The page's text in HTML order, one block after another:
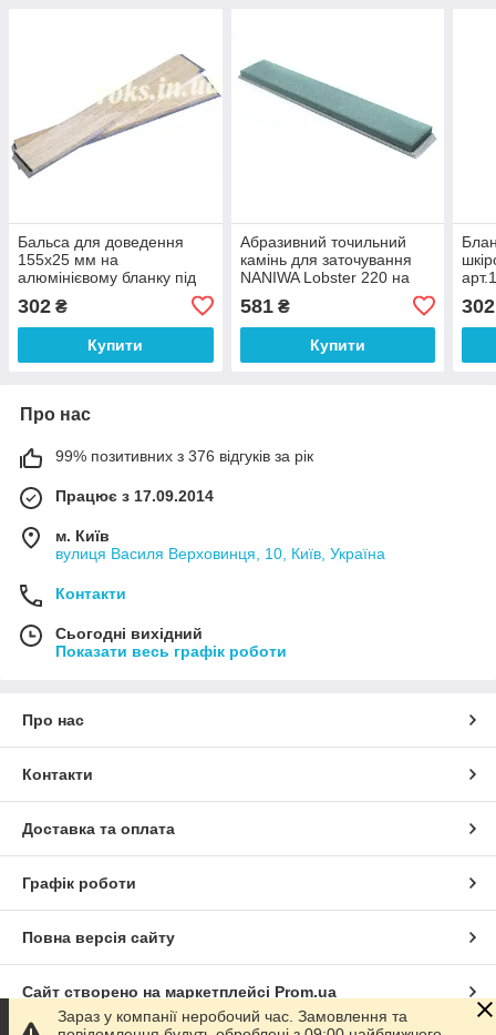
Бальса для доведення
155х25 мм на
алюмінієвому бланку під
302 ₴
Купити
Абразивний точильний
камінь для заточування
NANIWA Lobster 220 на
арт.12037
581₴
Купити
302
Про нас
99% позитивних з 376 відгуків за рік
Працює з 17.09.2014
м. Київ
вулиця Василя Верховинця, 10, Київ, Україна
Контакти
Сьогодні вихідний
Показати весь графік роботи
Про нас
Контакти
Доставка та оплата
Графік роботи
Повна версія сайту
Сайт створено на маркетплейсі Prom.ua
Зараз у компанії неробочий час. Замовлення та